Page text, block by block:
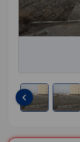
of
keyboard_arrow_left